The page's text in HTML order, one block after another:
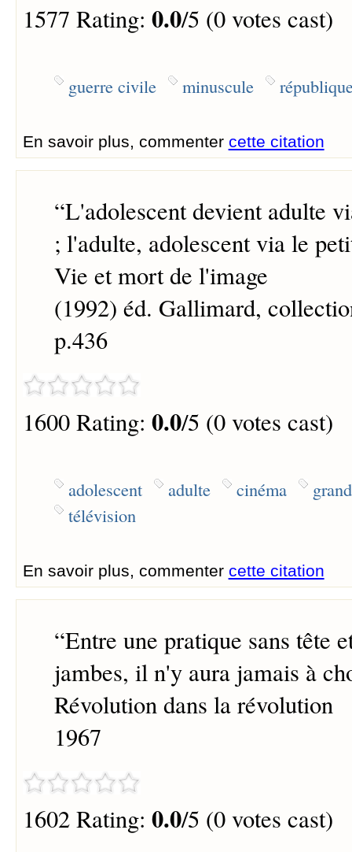
1577 Rating: 0.0/5 (0 votes cast)
guerre civile minuscule
En savoir plus, commenter cette citation
“L'adolescent devient adulte
; l'adulte, adolescent via le
Vie et mort de l'image
(1992) éd. Gallimard,
p.436
1600 Rating: 0.0/5 (0 votes cast)
adolescent adulte cinéma
télévision
En savoir plus, commenter cette citation
“Entre une pratique sans tête
jambes, il n'y aura jamais à
Révolution dans la révolution
1967
1602 Rating: 0.0/5 (0 votes cast)